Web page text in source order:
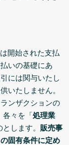
開始された支払
いの基礎にあ
には関与いたし
いたしません。
ンザクションの
各々を「処理業
します。 販売事
固有条件に定め